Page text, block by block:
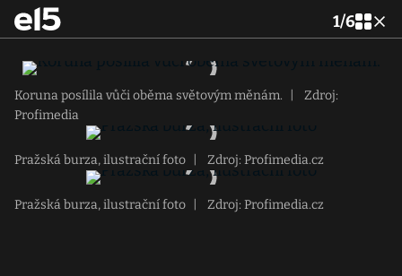
1/6
Koruna posílila vůči oběma světovým měnám.
Zdroj:
Profimedia
Pražská burza, ilustrační foto Zdroj: Profimedia.cz
Pražská burza, ilustrační foto Zdroj: Profimedia.cz